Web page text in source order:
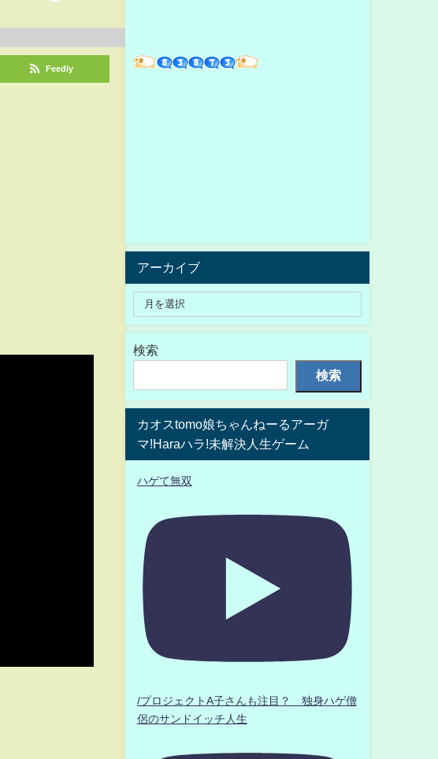
Feedly
アーカイブ
検索
検索
カオスtomo娘ちゃんねーるアーガ
マ!Haraハラ!未解決人生ゲーム
ハゲて無双
/プロジェクトA子さんも注目？ 独身ハゲ僧
侶のサンドイッチ人生